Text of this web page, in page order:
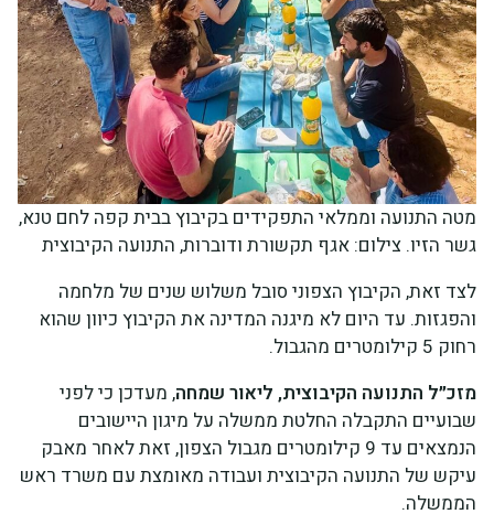
מטה התנועה וממלאי התפקידים בקיבוץ בבית קפה לחם טנא,
גשר הזיו. צילום: אגף תקשורת ודוברות, התנועה הקיבוצית
לצד זאת, הקיבוץ הצפוני סובל משלוש שנים של מלחמה
והפגזות. עד היום לא מיגנה המדינה את הקיבוץ כיוון שהוא
רחוק 5 קילומטרים מהגבול.
מזכ״ל התנועה הקיבוצית, ליאור שמחה, מעדכן כי לפני
שבועיים התקבלה החלטת ממשלה על מיגון היישובים
הנמצאים עד 9 קילומטרים מגבול הצפון, זאת לאחר מאבק
עיקש של התנועה הקיבוצית ועבודה מאומצת עם משרד ראש
הממשלה.